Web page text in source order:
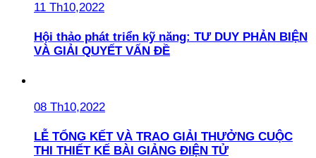
11 Th10,2022
Hội thảo phát triển kỹ năng: TƯ DUY PHẢN BIỆN
VÀ GIẢI QUYẾT VẤN ĐỀ
08 Th10,2022
LỄ TỔNG KẾT VÀ TRAO GIẢI THƯỞNG CUỘC
THI THIẾT KẾ BÀI GIẢNG ĐIỆN TỬ